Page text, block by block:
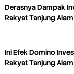
Derasnya Dampak
Rakyat Tanjung Alam
Ini Efek Domino
Rakyat Tanjung Alam